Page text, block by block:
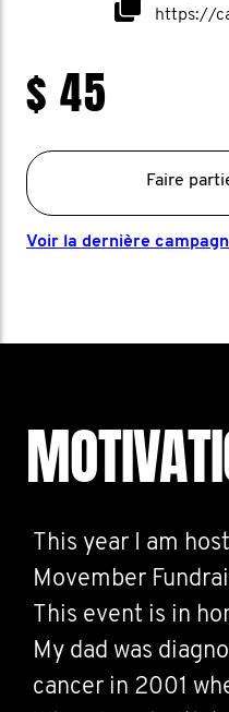
$ 45
Faire
Voir la dernière
This year I am
Movember
This event is in
My dad was
cancer in 2001